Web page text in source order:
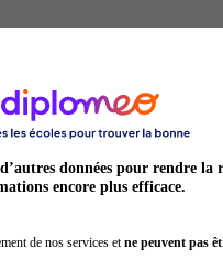
données pour rendre la
encore plus efficace.
de nos services et ne peuvent pas